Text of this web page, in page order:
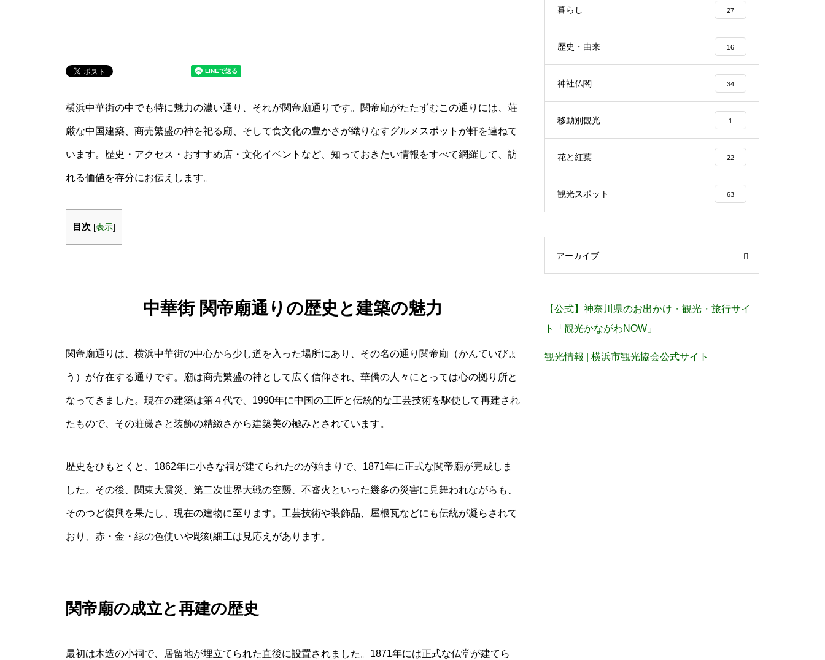
横浜中華街の中でも特に魅力の濃い通り、それが関帝廟通りです。関帝廟がたたずむこの通りには、荘
厳な中国建築、商売繁盛の神を祀る廟、そして食文化の豊かさが織りなすグルメスポットが軒を連ねて
います。歴史・アクセス・おすすめ店・文化イベントなど、知っておきたい情報をすべて網羅して、訪
れる価値を存分にお伝えします。
目次 [表示]
中華街 関帝廟通りの歴史と建築の魅力
関帝廟通りは、横浜中華街の中心から少し道を入った場所にあり、その名の通り関帝廟（かんていびょ
う）が存在する通りです。廟は商売繁盛の神として広く信仰され、華僑の人々にとっては心の拠り所と
なってきました。現在の建築は第４代で、1990年に中国の工匠と伝統的な工芸技術を駆使して再建され
たもので、その荘厳さと装飾の精緻さから建築美の極みとされています。
歴史をひもとくと、1862年に小さな祠が建てられたのが始まりで、1871年に正式な関帝廟が完成しま
した。その後、関東大震災、第二次世界大戦の空襲、不審火といった幾多の災害に見舞われながらも、
そのつど復興を果たし、現在の建物に至ります。工芸技術や装飾品、屋根瓦などにも伝統が凝らされて
おり、赤・金・緑の色使いや彫刻細工は見応えがあります。
関帝廟の成立と再建の歴史
最初は木造の小祠で、居留地が埋立てられた直後に設置されました。1871年には正式な仏堂が建てら
暮らし 27
歴史・由来 16
神社仏閣 34
移動別観光 1
花と紅葉 22
観光スポット 63
アーカイブ
【公式】神奈川県のお出かけ・観光・旅行サイ
ト「観光かながわNOW」
観光情報 | 横浜市観光協会公式サイト